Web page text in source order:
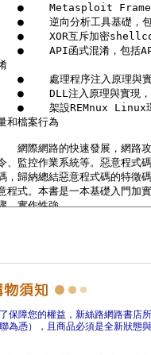
保障您的權益，新絲路網路書店
為憑），且商品必須是全新狀態